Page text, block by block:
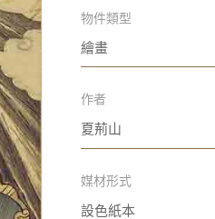
物件類型
繪畫
作者
夏荊山
媒材形式
設色紙本